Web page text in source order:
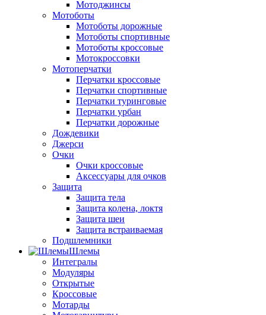
Мотоджинсы
Мотоботы
Мотоботы дорожные
Мотоботы спортивные
Мотоботы кроссовые
Мотокроссовки
Мотоперчатки
Перчатки кроссовые
Перчатки спортивные
Перчатки туринговые
Перчатки урбан
Перчатки дорожные
Дождевики
Джерси
Очки
Очки кроссовые
Аксессуары для очков
Защита
Защита тела
Защита колена, локтя
Защита шеи
Защита встраиваемая
Подшлемники
Шлемы
Интегралы
Модуляры
Открытые
Кроссовые
Мотарды